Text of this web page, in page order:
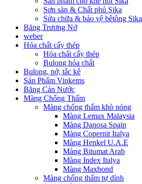
Sơn sàn & Chất phủ Sika
Sửa chữa & bảo vệ bêtông Sika
Băng Trương Nở
weber
Hóa chất cấy thép
Hóa chất cấy thép
Bulong hóa chất
Bulong, nở, tắc kê
Sản Phẩm Vinkems
Băng Cản Nước
Màng Chống Thấm
Màng chống thấm khò nóng
Màng Lemax Malaysia
Màng Danosa Spain
Màng Copernit Italya
Màng Henkel U.A.E
Màng Bitumat Arab
Màng Index Italya
Màng Maxbond
Màng chống thấm tự dính